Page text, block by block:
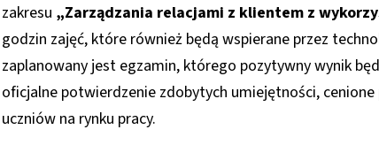
zakresu „Zarządzania relacjami z klientem z
godzin zajęć, które również będą wspierane przez
zaplanowany jest egzamin, którego pozytywny wynik
oficjalne potwierdzenie zdobytych umiejętności,
uczniów na rynku pracy.